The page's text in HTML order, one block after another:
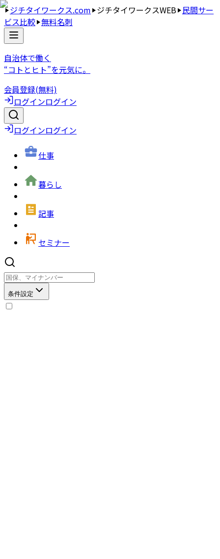
ジチタイワークス.com ジチタイワークスWEB 民間サー
ビス比較 無料名刺
自治体で働く
“コトとヒト”を元気に。
会員登録(無料)
ログインログイン
ログインログイン
仕事
暮らし
記事
セミナー
条件設定